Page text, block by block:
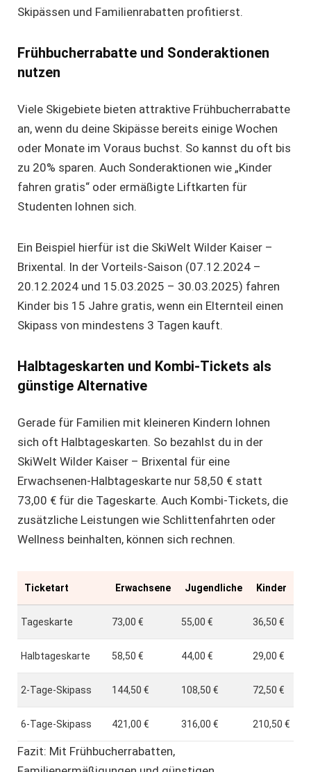
Skipässen und Familienrabatten profitierst.
Frühbucherrabatte und Sonderaktionen
nutzen
Viele Skigebiete bieten attraktive Frühbucherrabatte
an, wenn du deine Skipässe bereits einige Wochen
oder Monate im Voraus buchst. So kannst du oft bis
zu 20% sparen. Auch Sonderaktionen wie „Kinder
fahren gratis“ oder ermäßigte Liftkarten für
Studenten lohnen sich.
Ein Beispiel hierfür ist die SkiWelt Wilder Kaiser –
Brixental. In der Vorteils-Saison (07.12.2024 –
20.12.2024 und 15.03.2025 – 30.03.2025) fahren
Kinder bis 15 Jahre gratis, wenn ein Elternteil einen
Skipass von mindestens 3 Tagen kauft.
Halbtageskarten und Kombi-Tickets als
günstige Alternative
Gerade für Familien mit kleineren Kindern lohnen
sich oft Halbtageskarten. So bezahlst du in der
SkiWelt Wilder Kaiser – Brixental für eine
Erwachsenen-Halbtageskarte nur 58,50 € statt
73,00 € für die Tageskarte. Auch Kombi-Tickets, die
zusätzliche Leistungen wie Schlittenfahrten oder
Wellness beinhalten, können sich rechnen.
Ticketart Erwachsene Jugendliche Kinder
Tageskarte 73,00 € 55,00 € 36,50 €
Halbtageskarte 58,50 € 44,00 € 29,00 €
2-Tage-Skipass 144,50 € 108,50 € 72,50 €
6-Tage-Skipass 421,00 € 316,00 € 210,50 €
Fazit: Mit Frühbucherrabatten,